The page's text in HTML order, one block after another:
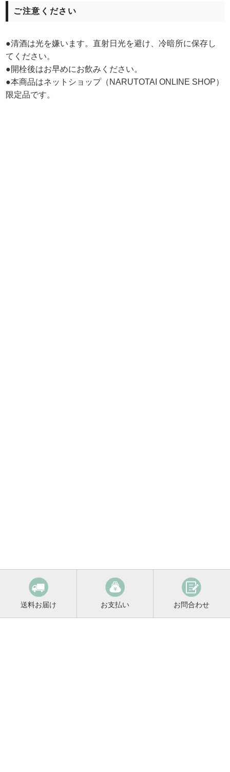
ご注意ください
●清酒は光を嫌います。直射日光を避け、冷暗所に保存し
てください。
●開栓後はお早めにお飲みください。
●本商品はネットショップ（NARUTOTAI ONLINE SHOP）
限定品です。
送料お届け お支払い お問合わせ